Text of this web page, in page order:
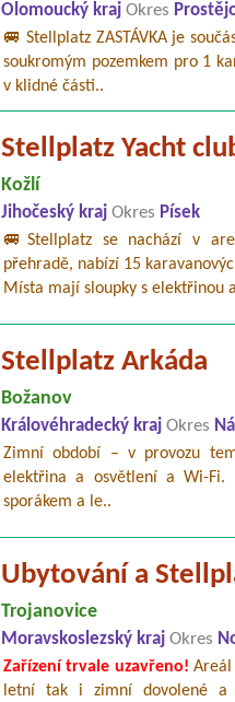
Olomoucký krajOkres
🚐 Stellplatz ZASTÁVKA je
soukromým pozemkem pro 1
v klidné části..
Stellplatz Yacht
Kožlí
Jihočeský krajOkres Písek
🚐Stellplatz se nachází v
přehradě, nabízí 15
Místa mají sloupky s elektřinou
Stellplatz Arkáda
Božanov
Královéhradecký krajOkres
Zimní období – v provozu
elektřina a osvětlení a Wi-Fi.
sporákem a le..
Ubytování a
Trojanovice
Moravskoslezský krajOkres
Zařízení trvale uzavřeno! Areál
letní tak i zimní dovolené